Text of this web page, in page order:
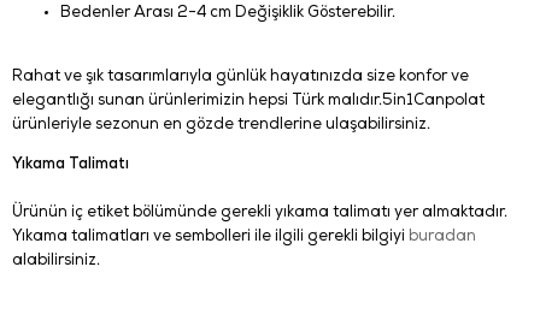
Bedenler Arası 2-4 cm Değişiklik Gösterebilir.
Rahat ve şık tasarımlarıyla günlük hayatınızda size konfor ve
elegantlığı sunan ürünlerimizin hepsi Türk malıdır.5in1Canpolat
ürünleriyle sezonun en gözde trendlerine ulaşabilirsiniz.
Yıkama Talimatı
Ürünün iç etiket bölümünde gerekli yıkama talimatı yer almaktadır.
Yıkama talimatları ve sembolleri ile ilgili gerekli bilgiyi buradan
alabilirsiniz.